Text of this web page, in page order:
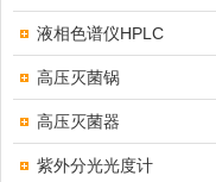
液相色谱仪HPLC
高压灭菌锅
高压灭菌器
紫外分光光度计